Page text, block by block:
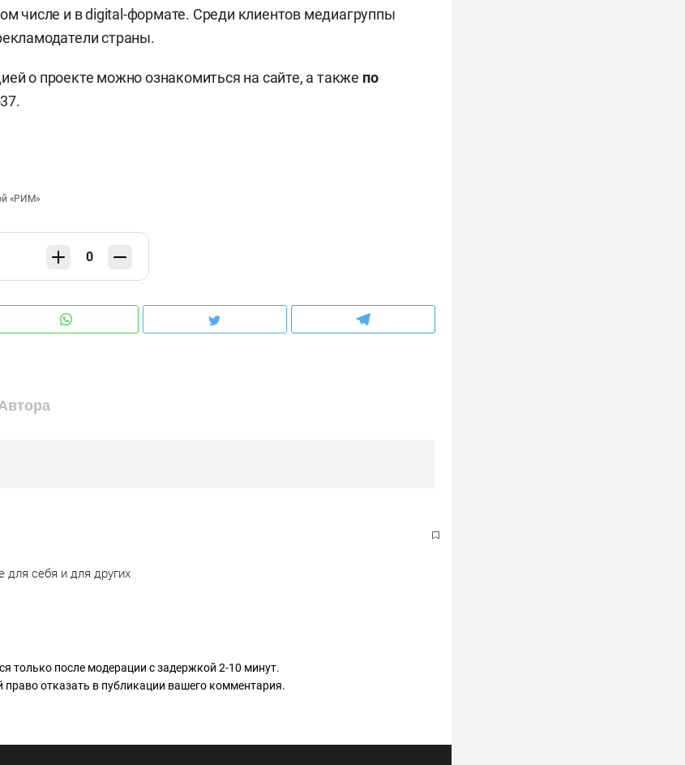
числе и в digital-формате. Среди клиентов медиагруппы
страны.
о проекте можно ознакомиться на сайте, а также по
«РИМ»
0
себя и для других
только после модерации с задержкой 2-10 минут.
право отказать в публикации вашего комментария.